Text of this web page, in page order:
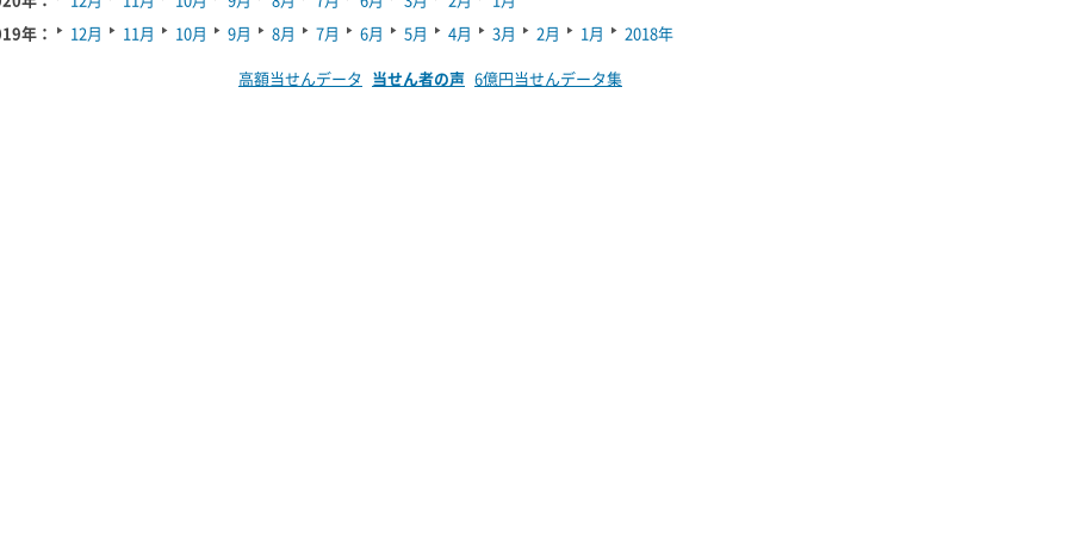
年：
12月 11月 10月 9月 8月 7月 6月 5月 4月 3月 2月 1月
2018年
高額当せんデータ 当せん者の声 6億円当せんデータ集